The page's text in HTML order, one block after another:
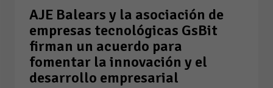
AJE Balears y la asociación de
empresas tecnológicas GsBit
firman un acuerdo para
fomentar la innovación y el
desarrollo empresarial